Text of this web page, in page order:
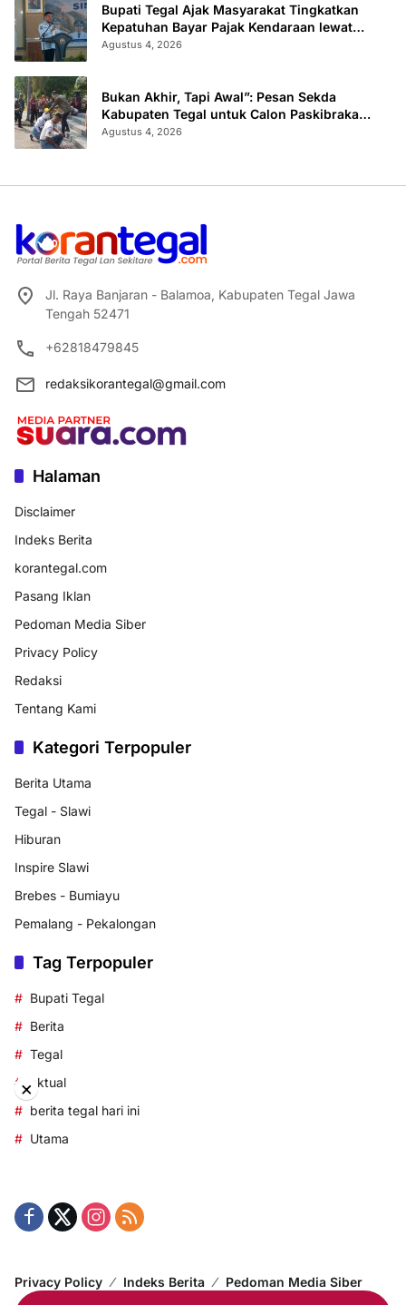
Bupati Tegal Ajak Masyarakat Tingkatkan
Kepatuhan Bayar Pajak Kendaraan lewat
“TULUS NGOPENI”
Agustus 4, 2026
Bukan Akhir, Tapi Awal”: Pesan Sekda
Kabupaten Tegal untuk Calon Paskibraka
2026
Agustus 4, 2026
Jl. Raya Banjaran - Balamoa, Kabupaten Tegal Jawa
Tengah 52471
+62818479845
redaksikorantegal@gmail.com
Halaman
Disclaimer
Indeks Berita
korantegal.com
Pasang Iklan
Pedoman Media Siber
Privacy Policy
Redaksi
Tentang Kami
Kategori Terpopuler
Berita Utama
Tegal - Slawi
Hiburan
Inspire Slawi
Brebes - Bumiayu
Pemalang - Pekalongan
Tag Terpopuler
Bupati Tegal
Berita
Tegal
aktual
berita tegal hari ini
Utama
Privacy Policy Indeks Berita Pedoman Media Siber
×